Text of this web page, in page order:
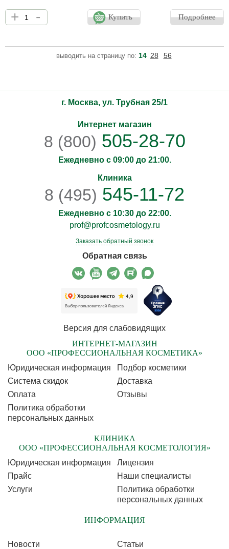
Ваша дочка проявляет интерес к уходу за собой? Выдавливает
прыщики и не слушает Ваши советы? А Вам бы хотелось, чтобы
она избежала ошибок и «не набила шишек» на пути к
врач-косметолог Лозовская Дарья и коллеги в сфере красоты
просто и доступно рассказывают про то, как ухаживать за кожей,
+ - Купить Подробнее
выводить на страницу по: 14 28 56
г. Москва, ул. Трубная 25/1
Интернет магазин
8 (800) 505-28-70
Ежедневно с 09:00 до 21:00.
Клиника
8 (495) 545-11-72
Ежедневно с 10:30 до 22:00.
prof@profcosmetology.ru
Заказать обратный звонок
Обратная связь
Версия для слабовидящих
ИНТЕРНЕТ-МАГАЗИН
ООО «ПРОФЕССИОНАЛЬНАЯ КОСМЕТИКА»
Юридическая информация
Подбор косметики
Cистема скидок
Доставка
Оплата
Отзывы
Политика обработки
персональных данных
КЛИНИКА
ООО «ПРОФЕССИОНАЛЬНАЯ КОСМЕТОЛОГИЯ»
Юридическая информация
Лицензия
Прайс
Наши специалисты
Услуги
Политика обработки
персональных данных
ИНФОРМАЦИЯ
Новости Статьи